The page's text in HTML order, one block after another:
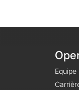
Equipe